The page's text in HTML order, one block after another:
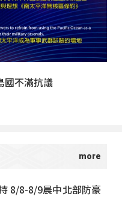
國不滿抗議
8/8-8/9晨中北部防豪